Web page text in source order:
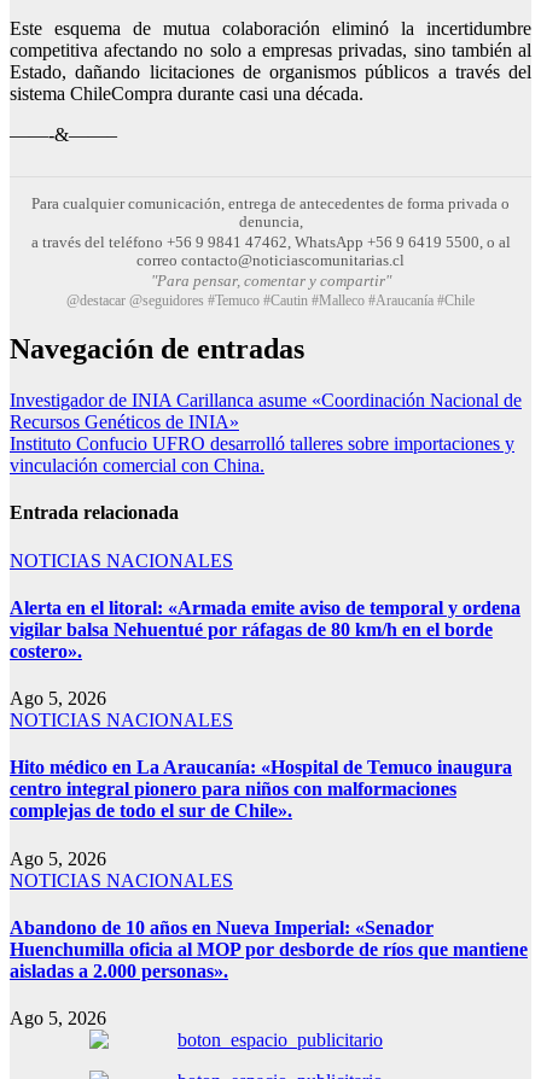
Este esquema de mutua colaboración eliminó la incertidumbre
competitiva afectando no solo a empresas privadas, sino también al
Estado, dañando licitaciones de organismos públicos a través del
sistema ChileCompra durante casi una década.
——-&——–
Para cualquier comunicación, entrega de antecedentes de forma privada o
denuncia,
a través del teléfono +56 9 9841 47462, WhatsApp +56 9 6419 5500, o al
correo contacto@noticiascomunitarias.cl
"Para pensar, comentar y compartir"
@destacar @seguidores #Temuco #Cautin #Malleco #Araucanía #Chile
Navegación de entradas
Investigador de INIA Carillanca asume «Coordinación Nacional de
Recursos Genéticos de INIA»
Instituto Confucio UFRO desarrolló talleres sobre importaciones y
vinculación comercial con China.
Entrada relacionada
NOTICIAS NACIONALES
Alerta en el litoral: «Armada emite aviso de temporal y ordena
vigilar balsa Nehuentué por ráfagas de 80 km/h en el borde
costero».
Ago 5, 2026
NOTICIAS NACIONALES
Hito médico en La Araucanía: «Hospital de Temuco inaugura
centro integral pionero para niños con malformaciones
complejas de todo el sur de Chile».
Ago 5, 2026
NOTICIAS NACIONALES
Abandono de 10 años en Nueva Imperial: «Senador
Huenchumilla oficia al MOP por desborde de ríos que mantiene
aisladas a 2.000 personas».
Ago 5, 2026